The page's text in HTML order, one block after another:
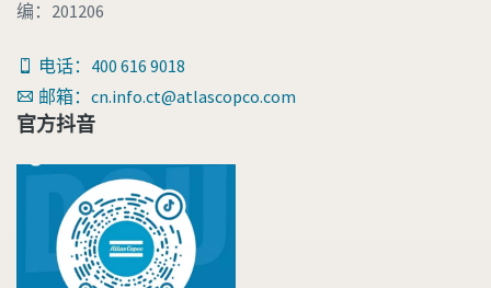
编：201206
电话：400 616 9018
邮箱：cn.info.ct@atlascopco.com
官方抖音